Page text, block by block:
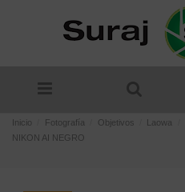
Inicio Fotografía Objetivos Laowa
NIKON AI NEGRO